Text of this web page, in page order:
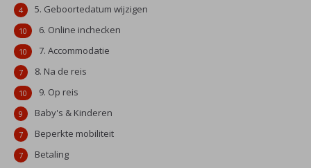
5. Geboortedatum wijzigen
4
6. Online inchecken
10
7. Accommodatie
10
8. Na de reis
7
9. Op reis
10
Baby's & Kinderen
9
Beperkte mobiliteit
7
Betaling
7